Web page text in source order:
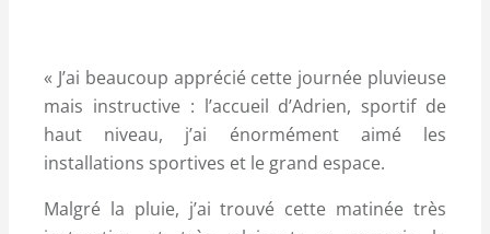
« J’ai beaucoup apprécié cette journée pluvieuse
mais instructive : l’accueil d’Adrien, sportif de
haut niveau, j’ai énormément aimé les
installations sportives et le grand espace.
Malgré la pluie, j’ai trouvé cette matinée très